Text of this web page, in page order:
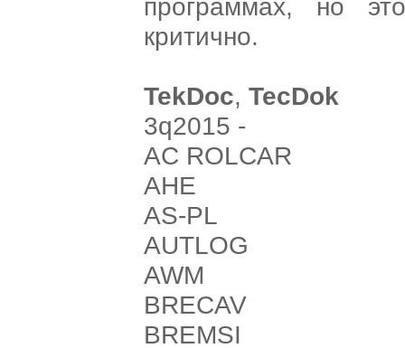
программах, но
критично.
TekDoc,TecDok
3q2015 -
AC ROLCAR
AHE
AS-PL
AUTLOG
AWM
BRECAV
BREMSI